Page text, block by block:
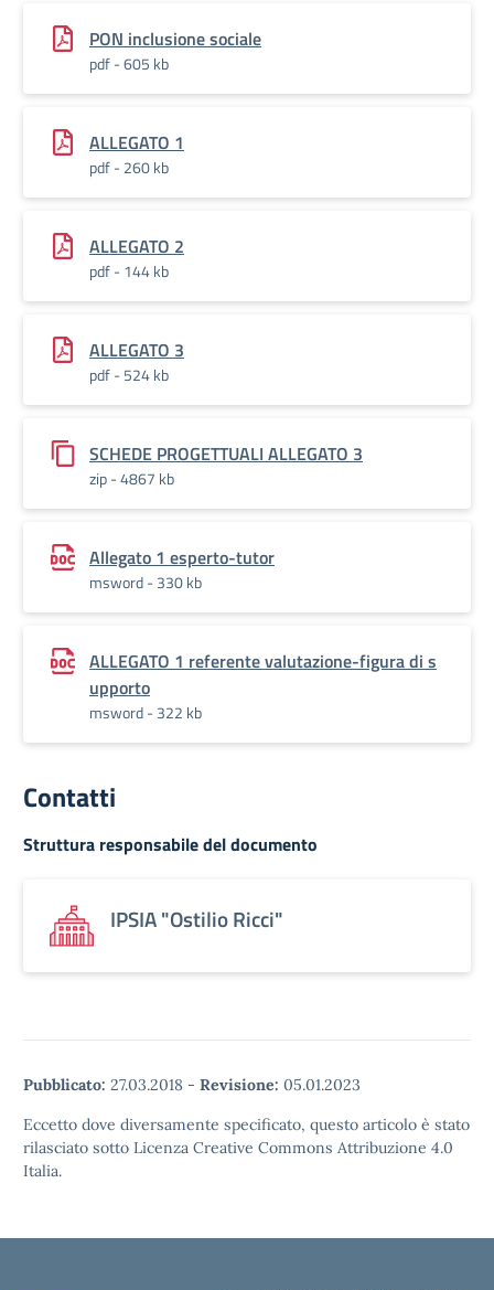
PON inclusione sociale
pdf - 605 kb
ALLEGATO 1
pdf - 260 kb
ALLEGATO 2
pdf - 144 kb
ALLEGATO 3
pdf - 524 kb
SCHEDE PROGETTUALI ALLEGATO 3
zip - 4867 kb
Allegato 1 esperto-tutor
msword - 330 kb
ALLEGATO 1 referente valutazione-figura di s
upporto
msword - 322 kb
Contatti
Struttura responsabile del documento
IPSIA "Ostilio Ricci"
Pubblicato: 27.03.2018 - Revisione: 05.01.2023
Eccetto dove diversamente specificato, questo articolo è stato
rilasciato sotto Licenza Creative Commons Attribuzione 4.0
Italia.